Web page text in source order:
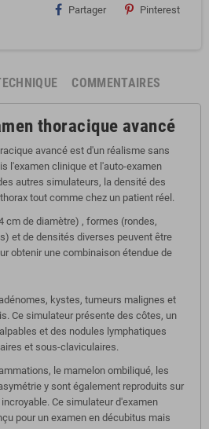
Partager Pinterest
COMMENTAIRES
thoracique avancé
avancé est d'un réalisme sans
l'examen clinique et l'auto-examen
autres simulateurs, la densité des
tout comme chez un patient réel.
cm de diamètre) , formes (rondes,
et de densités diverses peuvent être
obtenir une combinaison étendue de
kystes, tumeurs malignes et
Ce simulateur présente des côtes, un
et des nodules lymphatiques
et sous-claviculaires.
le mamelon ombiliqué, les
y sont également reproduits sur
Ce simulateur d'examen
pour un examen en décubitus mais